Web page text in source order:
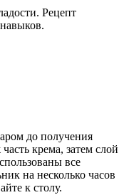
Рецепт
до получения
крема, затем слой
все
на несколько часов
к столу.